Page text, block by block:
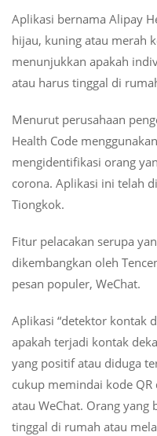
Aplikasi bernama Alipay
hijau, kuning atau merah
menunjukkan apakah
atau harus tinggal di
Menurut perusahaan
Health Code
mengidentifikasi orang
corona. Aplikasi ini telah
Tiongkok.
Fitur pelacakan serupa
dikembangkan oleh
pesan populer, WeChat.
Aplikasi “detektor kontak
apakah terjadi kontak
yang positif atau diduga
cukup memindai kode
atau WeChat. Orang
tinggal di rumah atau